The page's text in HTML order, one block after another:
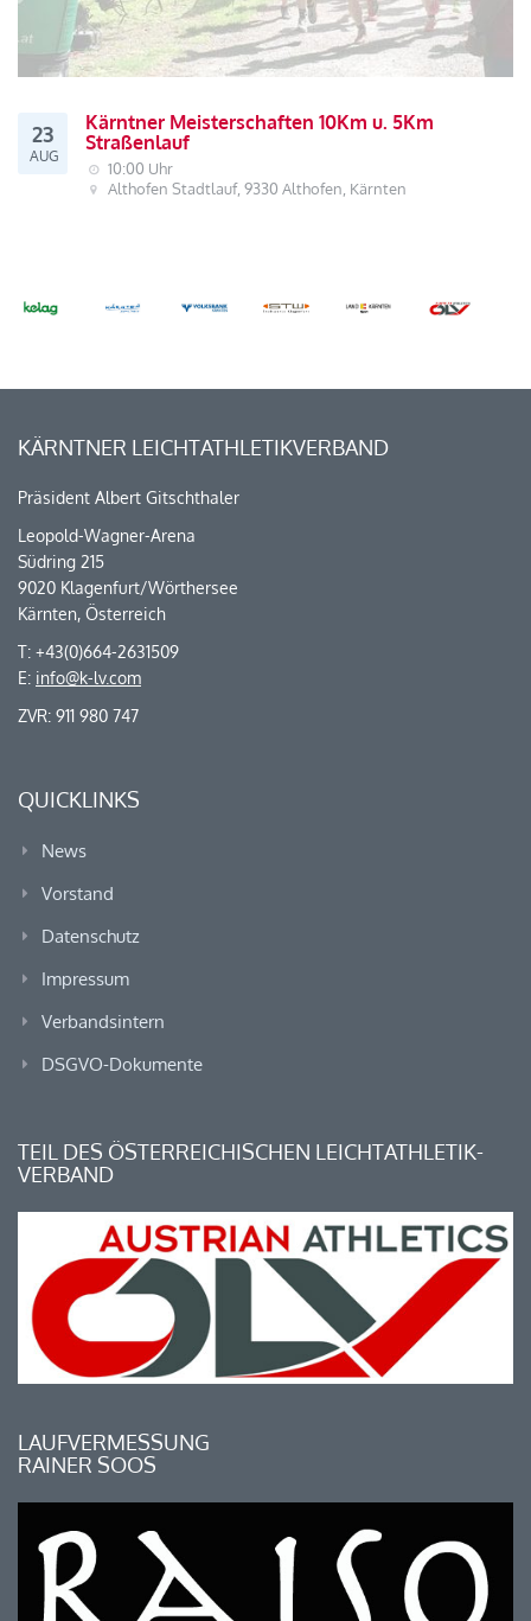
23
AUG
Kärntner Meisterschaften 10Km u. 5Km
Straßenlauf
10:00 Uhr
Althofen Stadtlauf, 9330 Althofen, Kärnten
KÄRNTNER LEICHTATHLETIKVERBAND
Präsident Albert Gitschthaler
Leopold-Wagner-Arena
Südring 215
9020 Klagenfurt/Wörthersee
Kärnten, Österreich
T: +43(0)664-2631509
E: info@k-lv.com
ZVR: 911 980 747
QUICKLINKS
News
Vorstand
Datenschutz
Impressum
Verbandsintern
DSGVO-Dokumente
TEIL DES ÖSTERREICHISCHEN LEICHTATHLETIK-
VERBAND
LAUFVERMESSUNG
RAINER SOOS